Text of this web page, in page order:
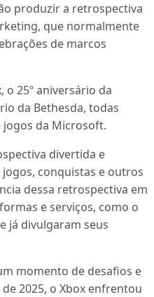
produzir a retrospectiva
que normalmente
de marcos
o 25º aniversário da
da Bethesda, todas
jogos da Microsoft.
divertida e
conquistas e outros
dessa retrospectiva em
e serviços, como o
já divulgaram seus
momento de desafios e
2025, o Xbox enfrentou